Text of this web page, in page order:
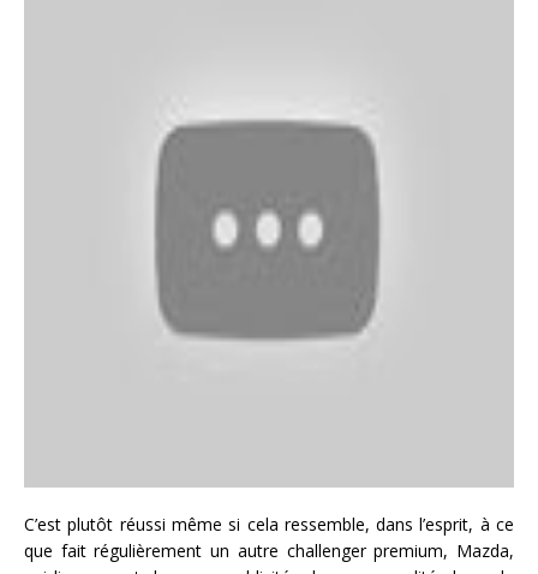
C’est plutôt réussi même si cela ressemble, dans l’esprit, à ce
que fait régulièrement un autre challenger premium, Mazda,